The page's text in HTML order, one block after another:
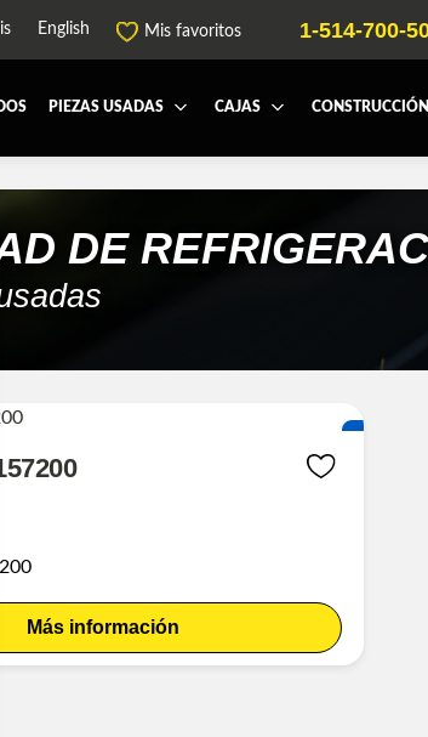
English Mis favoritos 1-514-700-
PIEZAS USADAS
EXHAUST-PIPE
TRANSMISIÓN Y PIEZAS DE
CAJAS
VOLTEO
DE
Más información